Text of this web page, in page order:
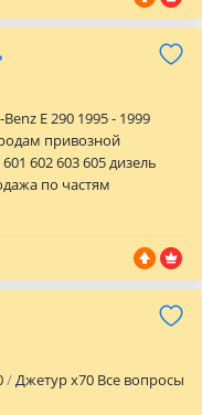
ключ при установке
на ваш старый
подробности
E 290 1995 - 1999
привозной
602 603 605 дизель
по частям
уточняйте по ниже
по прибытию
3, 6, 12, 24
по указанным
Джетур х70 Все вопросы